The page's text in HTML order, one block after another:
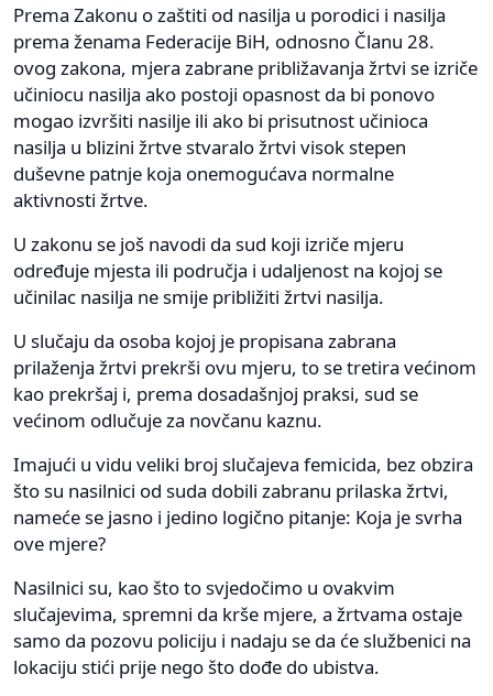
Prema Zakonu o zaštiti od nasilja u porodici i nasilja
prema ženama Federacije BiH, odnosno Članu 28.
ovog zakona, mjera zabrane približavanja žrtvi se izriče
učiniocu nasilja ako postoji opasnost da bi ponovo
mogao izvršiti nasilje ili ako bi prisutnost učinioca
nasilja u blizini žrtve stvaralo žrtvi visok stepen
duševne patnje koja onemogućava normalne
aktivnosti žrtve.
U zakonu se još navodi da sud koji izriče mjeru
određuje mjesta ili područja i udaljenost na kojoj se
učinilac nasilja ne smije približiti žrtvi nasilja.
U slučaju da osoba kojoj je propisana zabrana
prilaženja žrtvi prekrši ovu mjeru, to se tretira većinom
kao prekršaj i, prema dosadašnjoj praksi, sud se
većinom odlučuje za novčanu kaznu.
Imajući u vidu veliki broj slučajeva femicida, bez obzira
što su nasilnici od suda dobili zabranu prilaska žrtvi,
nameće se jasno i jedino logično pitanje: Koja je svrha
ove mjere?
Nasilnici su, kao što to svjedočimo u ovakvim
slučajevima, spremni da krše mjere, a žrtvama ostaje
samo da pozovu policiju i nadaju se da će službenici na
lokaciju stići prije nego što dođe do ubistva.